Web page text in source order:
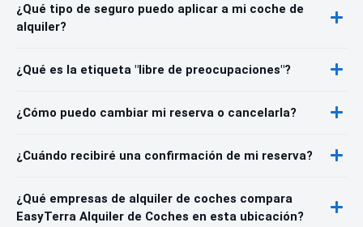
¿Qué tipo de seguro puedo aplicar a mi coche de
alquiler?
¿Qué es la etiqueta "libre de preocupaciones"?
¿Cómo puedo cambiar mi reserva o cancelarla?
¿Cuándo recibiré una confirmación de mi reserva?
¿Qué empresas de alquiler de coches compara
EasyTerra Alquiler de Coches en esta ubicación?